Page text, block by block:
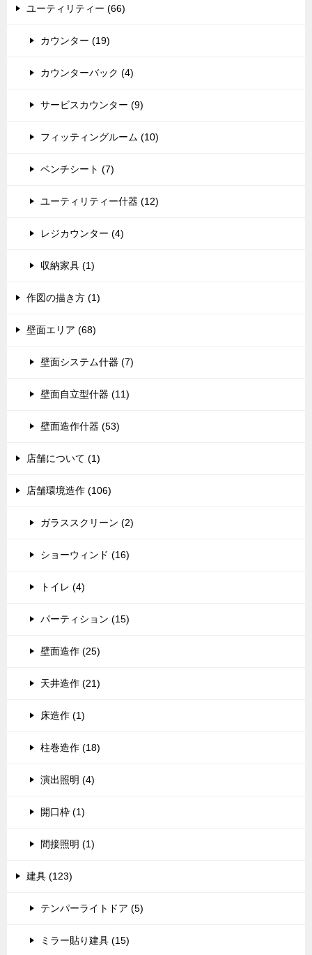
ユーティリティー (66)
カウンター (19)
カウンターバック (4)
サービスカウンター (9)
フィッティングルーム (10)
ベンチシート (7)
ユーティリティー什器 (12)
レジカウンター (4)
収納家具 (1)
作図の描き方 (1)
壁面エリア (68)
壁面システム什器 (7)
壁面自立型什器 (11)
壁面造作什器 (53)
店舗について (1)
店舗環境造作 (106)
ガラススクリーン (2)
ショーウィンド (16)
トイレ (4)
パーティション (15)
壁面造作 (25)
天井造作 (21)
床造作 (1)
柱巻造作 (18)
演出照明 (4)
開口枠 (1)
間接照明 (1)
建具 (123)
テンパーライトドア (5)
ミラー貼り建具 (15)